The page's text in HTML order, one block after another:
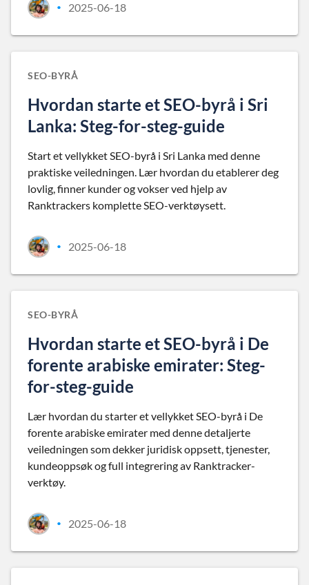
• 2025-06-18
SEO-BYRÅ
Hvordan starte et SEO-byrå i Sri
Lanka: Steg-for-steg-guide
Start et vellykket SEO-byrå i Sri Lanka med denne
praktiske veiledningen. Lær hvordan du etablerer deg
lovlig, finner kunder og vokser ved hjelp av
Ranktrackers komplette SEO-verktøysett.
• 2025-06-18
SEO-BYRÅ
Hvordan starte et SEO-byrå i De
forente arabiske emirater: Steg-
for-steg-guide
Lær hvordan du starter et vellykket SEO-byrå i De
forente arabiske emirater med denne detaljerte
veiledningen som dekker juridisk oppsett, tjenester,
kundeoppsøk og full integrering av Ranktracker-
verktøy.
• 2025-06-18